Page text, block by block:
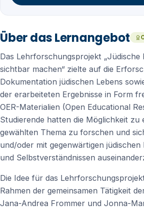
Über das Lernangebot
Das Lehrforschungsprojekt „Jüdische
sichtbar machen“ zielte auf die
Dokumentation jüdischen Lebens
der erarbeiteten Ergebnisse in Form
OER-Materialien (Open Educational
Studierende hatten die Möglichkeit zu
gewählten Thema zu forschen und
und/oder mit gegenwärtigen jüdischen
und Selbstverständnissen
Die Idee für das
Rahmen der gemeinsamen Tätigkeit
Jana-Andrea Frommer und Jonna-